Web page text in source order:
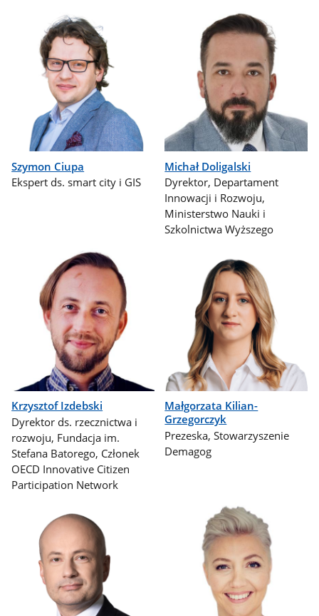
Szymon Ciupa
Ekspert ds. smart city i GIS
Michał Doligalski
Dyrektor, Departament
Innowacji i Rozwoju,
Ministerstwo Nauki i
Szkolnictwa Wyższego
Krzysztof Izdebski
Dyrektor ds. rzecznictwa i
rozwoju, Fundacja im.
Stefana Batorego, Członek
OECD Innovative Citizen
Participation Network
Małgorzata Kilian-
Grzegorczyk
Prezeska, Stowarzyszenie
Demagog